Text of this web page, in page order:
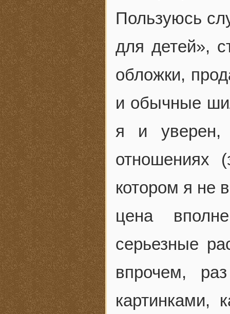
Пользуюсь
для детей»,
обложки,
и обычные
я и уверен,
отношениях
котором я не
цена
серьезные
впрочем,